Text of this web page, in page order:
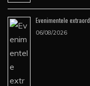
Evenimentele
06/08/2026